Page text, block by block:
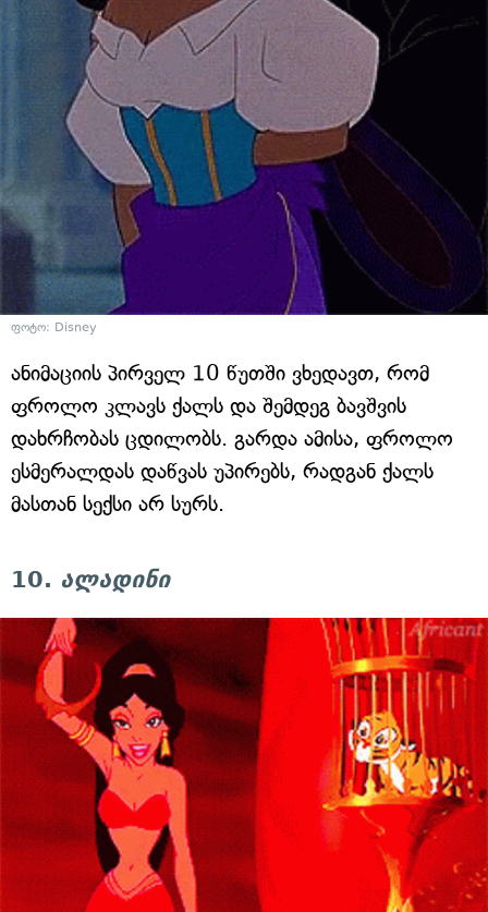
ფოტო: Disney
ანიმაციის პირველ 10 წუთში ვხედავთ, რომ
ფროლო კლავს ქალს და შემდეგ ბავშვის
დახრჩობას ცდილობს. გარდა ამისა, ფროლო
ესმერალდას დაწვას უპირებს, რადგან ქალს
მასთან სექსი არ სურს.
10. ალადინი